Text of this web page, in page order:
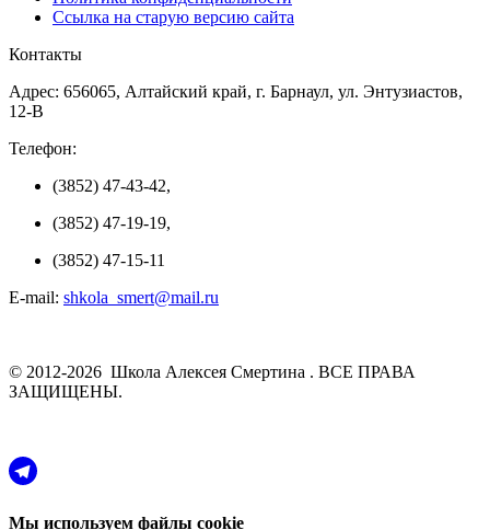
Ссылка на старую версию сайта
Контакты
Адрес: 656065, Алтайский край, г. Барнаул, ул. Энтузиастов,
12-В
Телефон:
(3852) 47-43-42,
(3852) 47-19-19,
(3852) 47-15-11
E-mail: shkola_smert@mail.ru
© 2012-2026 Школа Алексея Смертина . ВСЕ ПРАВА
ЗАЩИЩЕНЫ.
Мы используем файлы cookie